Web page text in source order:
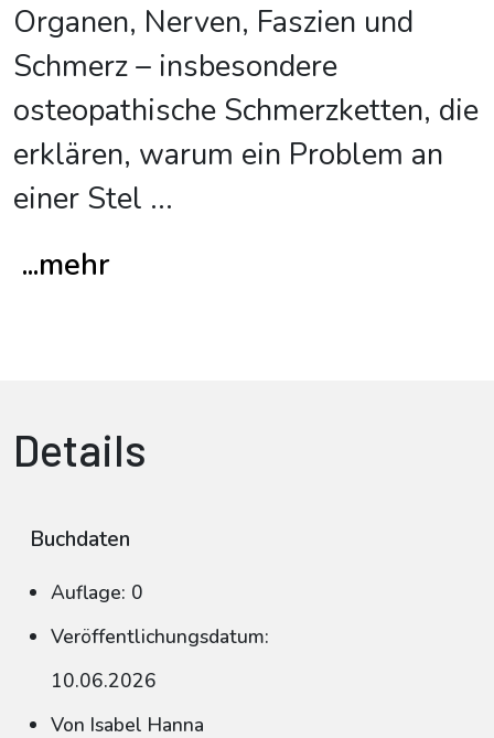
Organen, Nerven, Faszien und
Schmerz – insbesondere
osteopathische Schmerzketten, die
erklären, warum ein Problem an
einer Stel ...
...mehr
Details
Buchdaten
Auflage: 0
Veröffentlichungsdatum:
10.06.2026
Von Isabel Hanna